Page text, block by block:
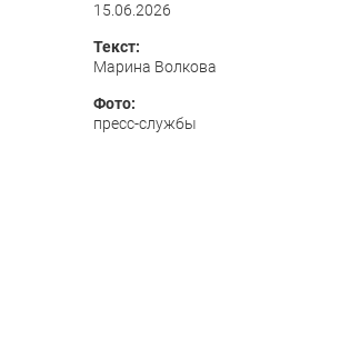
15.06.2026
Текст:
Марина Волкова
Фото:
пресс-службы